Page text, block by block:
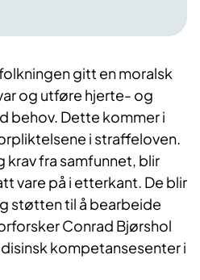
gitt en moralsk
og utføre hjerte- og
behov. Dette kommer i
i straffeloven.
krav fra samfunnet, blir
vare på i etterkant. De blir
støtten til å bearbeide
Conrad Bjørshol
kompetansesenter i